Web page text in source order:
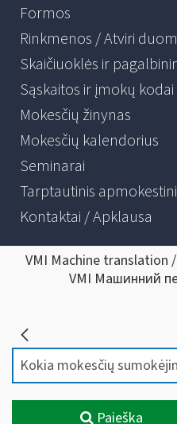
Formos
Rinkmenos / Atviri
Skaičiuoklės ir
Sąskaitos ir įmokų kodai
Mokesčių žinynas
Mokesčių kalendorius
Seminarai
Tarptautinis
Kontaktai / Apklausa
VMI Machine
VMI Машинний
Paieška